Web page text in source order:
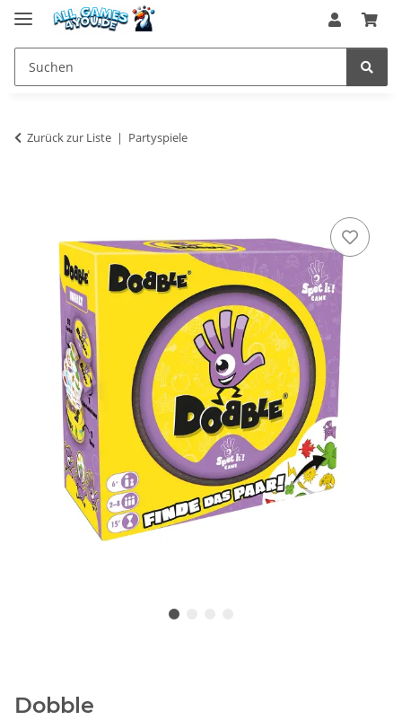
Zurück zur Liste Partyspiele
Dobble